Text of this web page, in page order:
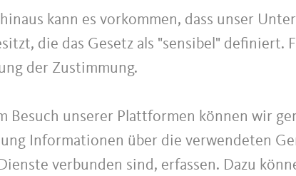
kann es vorkommen, dass unser
die das Gesetz als "sensibel" definiert.
der Zustimmung.
Besuch unserer Plattformen können wir
Informationen über die verwendeten
verbunden sind, erfassen. Dazu